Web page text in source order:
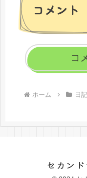
コメント
コ
ホーム 日記
セカン